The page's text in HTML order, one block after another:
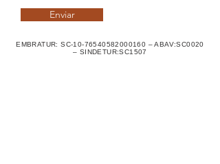
EMBRATUR: SC-10-76540582000160 – ABAV:SC0020
– SINDETUR:SC1507
Enviar